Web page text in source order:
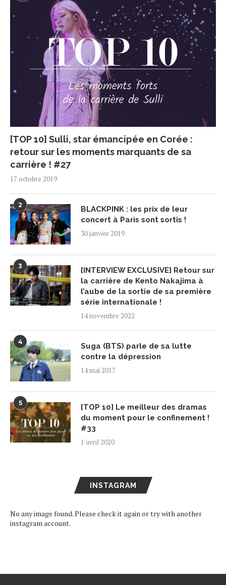
[TOP 10] Sulli, star émancipée en Corée :
retour sur les moments marquants de sa
carrière ! #27
17 octobre 2019
2
BLACKPINK : les prix de leur
concert à Paris sont sortis !
30 janvier 2019
3
[INTERVIEW EXCLUSIVE] Retour sur
la carrière de Kento Nakajima à
l’aube de la sortie de sa première
série internationale !
14 novembre 2022
4
Suga (BTS) parle de sa lutte
contre la dépression
14 mai 2017
5
[TOP 10] Le meilleur des dramas
du moment pour le confinement !
#33
1 avril 2020
INSTAGRAM
No any image found. Please check it again or try with another
instagram account.